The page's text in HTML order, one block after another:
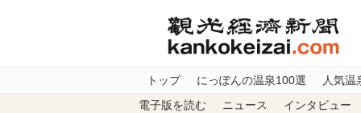
トップ にっぽんの温泉100選 人気温
電子版を読む ニュース インタビュー